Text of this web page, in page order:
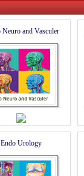
and Vasculer
Endo Urology